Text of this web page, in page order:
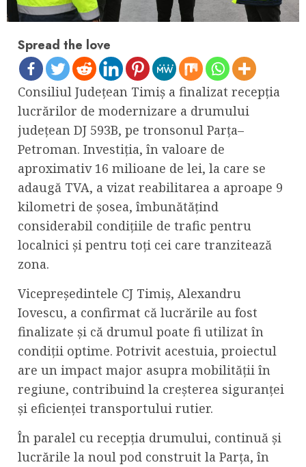
Spread the love
Consiliul Județean Timiș a finalizat recepția
lucrărilor de modernizare a drumului
județean DJ 593B, pe tronsonul Parța–
Petroman. Investiția, în valoare de
aproximativ 16 milioane de lei, la care se
adaugă TVA, a vizat reabilitarea a aproape 9
kilometri de șosea, îmbunătățind
considerabil condițiile de trafic pentru
localnici și pentru toți cei care tranzitează
zona.
Vicepreședintele CJ Timiș, Alexandru
Iovescu, a confirmat că lucrările au fost
finalizate și că drumul poate fi utilizat în
condiții optime. Potrivit acestuia, proiectul
are un impact major asupra mobilității în
regiune, contribuind la creșterea siguranței
și eficienței transportului rutier.
În paralel cu recepția drumului, continuă și
lucrările la noul pod construit la Parța, în